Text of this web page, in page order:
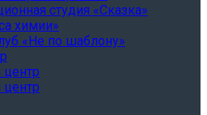
студия «Сказка»
химии»
«Не по шаблону»
центр
центр